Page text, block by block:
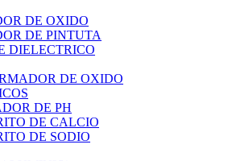
DE OXIDO
DE PINTUTA
DIELECTRICO
DE OXIDO
DE PH
DE CALCIO
DE SODIO